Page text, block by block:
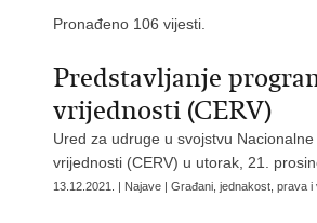
Pronađeno 106 vijesti.
Predstavljanje
vrijednosti (CERV)
Ured za udruge u svojstvu
vrijednosti (CERV) u utorak, 21.
13.12.2021. | Najave | Građani, jednakost, prava i